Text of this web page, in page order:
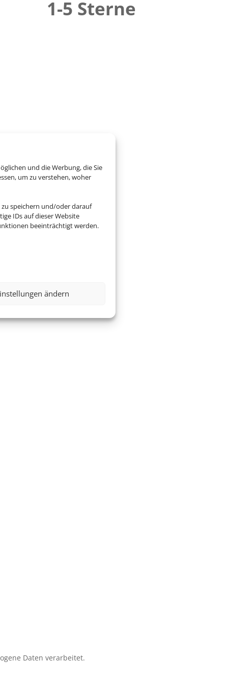
und die Werbung, die Sie
um zu verstehen, woher
speichern und/oder darauf
IDs auf dieser Website
beeinträchtigt werden.
ändern
1-5 Sterne
Daten verarbeitet.